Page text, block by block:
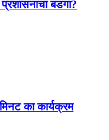
बडगा?
का कार्यक्रम